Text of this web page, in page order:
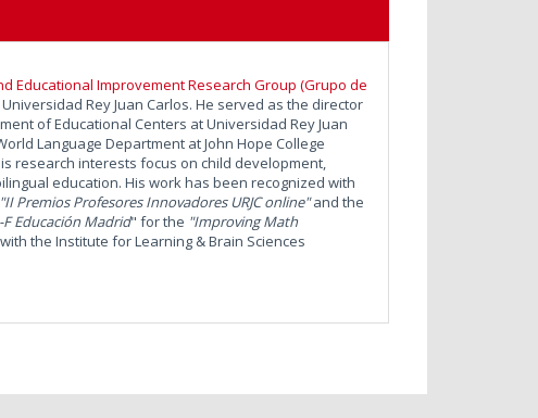
Educational Improvement Research Group (Grupo de
Rey Juan Carlos. He served as the director
of Educational Centers at Universidad Rey Juan
Language Department at John Hope College
research interests focus on child development,
education. His work has been recognized with
"II Premios Profesores Innovadores URJC online"and the
Educación Madrid" for the "Improving Math
the Institute for Learning & Brain Sciences